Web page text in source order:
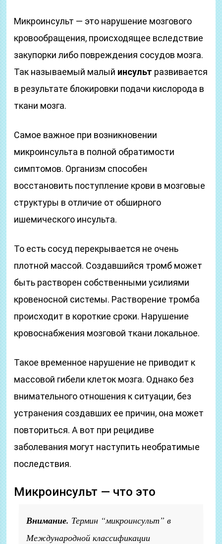
Микроинсульт — это нарушение мозгового
кровообращения, происходящее вследствие
закупорки либо повреждения сосудов мозга.
Так называемый малый инсульт развивается
в результате блокировки подачи кислорода в
ткани мозга.
Самое важное при возникновении
микроинсульта в полной обратимости
симптомов. Организм способен
восстановить поступление крови в мозговые
структуры в отличие от обширного
ишемического инсульта.
То есть сосуд перекрывается не очень
плотной массой. Создавшийся тромб может
быть растворен собственными усилиями
кровеносной системы. Растворение тромба
происходит в короткие сроки. Нарушение
кровоснабжения мозговой ткани локальное.
Такое временное нарушение не приводит к
массовой гибели клеток мозга. Однако без
внимательного отношения к ситуации, без
устранения создавших ее причин, она может
повториться. А вот при рецидиве
заболевания могут наступить необратимые
последствия.
Микроинсульт — что это
Внимание. Термин “микроинсульт” в
Международной классификации